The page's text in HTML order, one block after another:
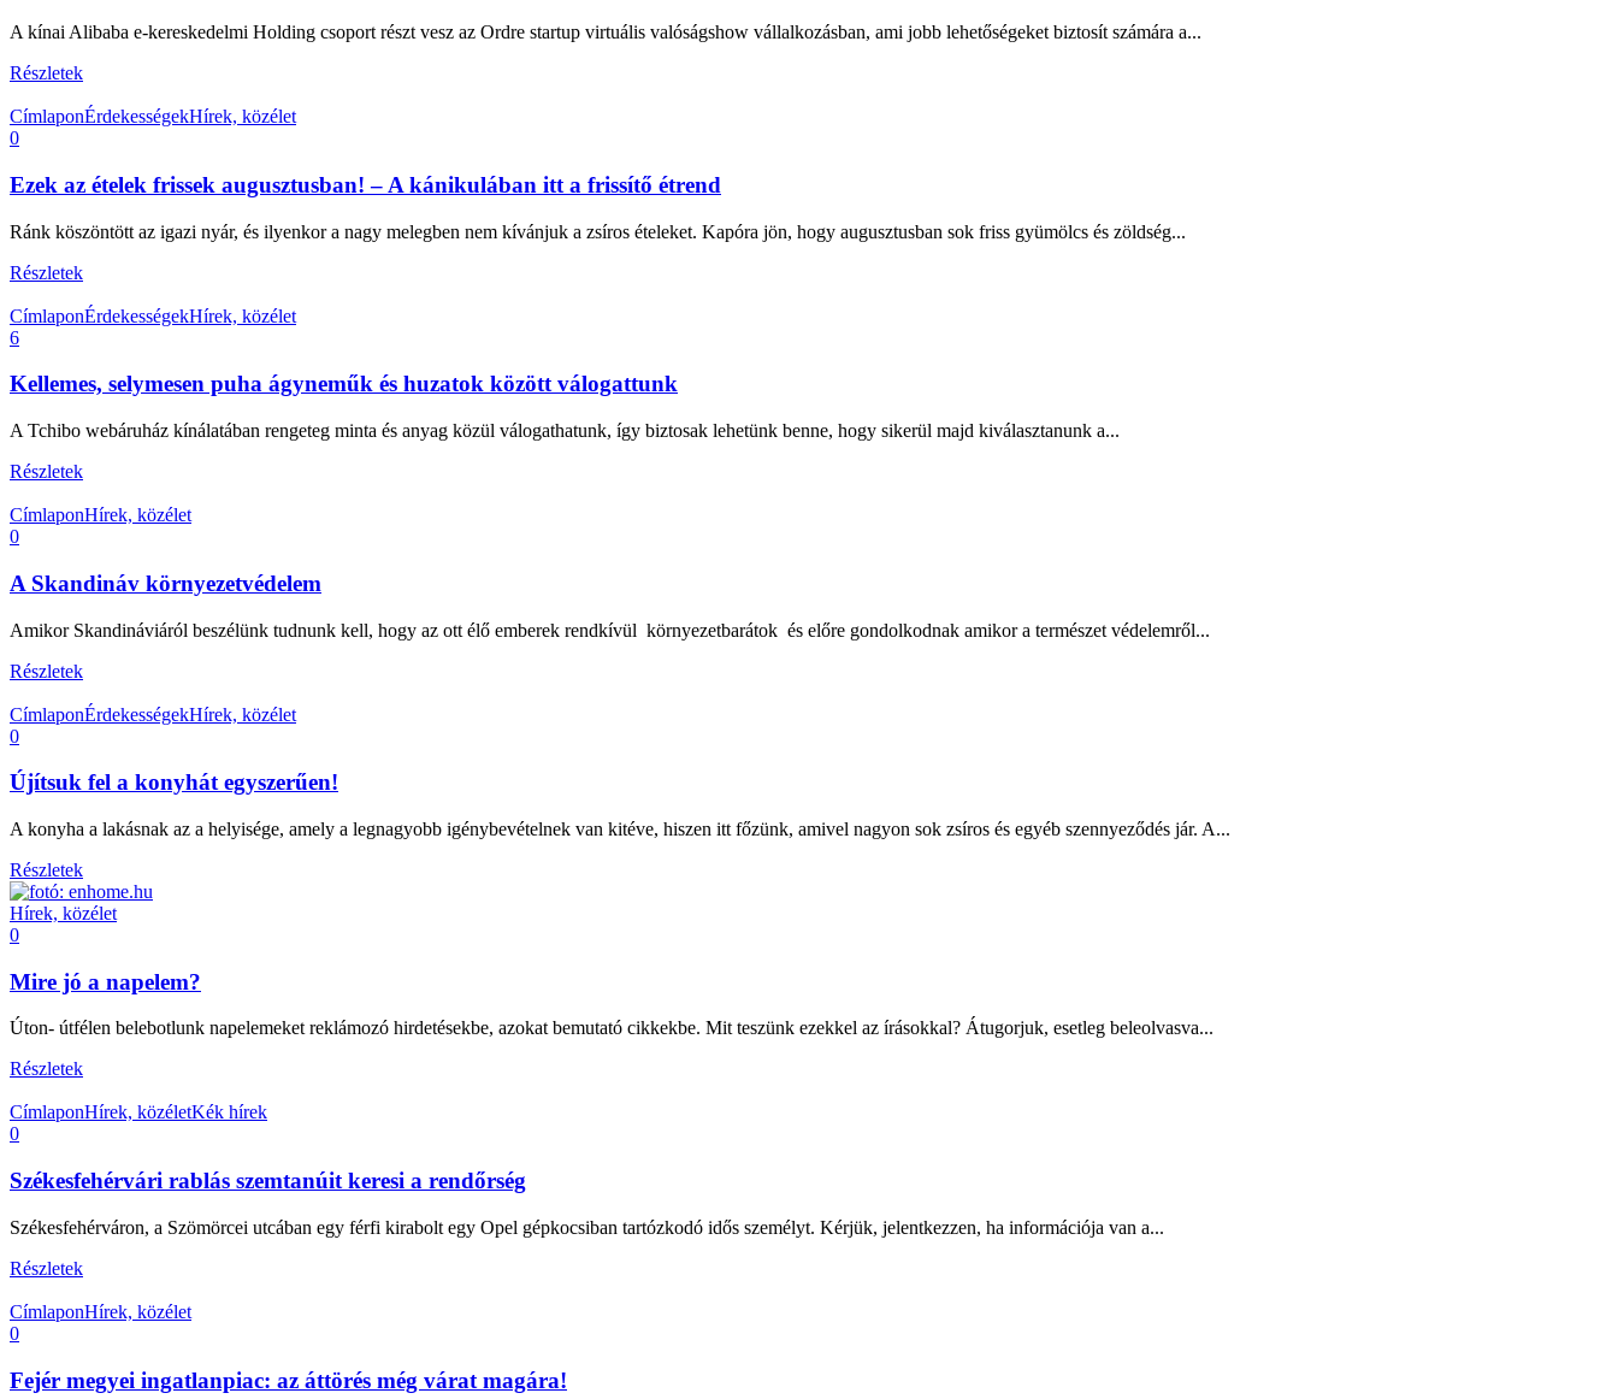
A kínai Alibaba e-kereskedelmi Holding csoport részt vesz az Ordre startup virtuális valóságshow vállalkozásban, ami jobb lehetőségeket biztosít számára a...
Részletek
CímlaponÉrdekességekHírek, közélet
0
Ezek az ételek frissek augusztusban! – A kánikulában itt a frissítő étrend
Ránk köszöntött az igazi nyár, és ilyenkor a nagy melegben nem kívánjuk a zsíros ételeket. Kapóra jön, hogy augusztusban sok friss gyümölcs és zöldség...
Részletek
CímlaponÉrdekességekHírek, közélet
6
Kellemes, selymesen puha ágyneműk és huzatok között válogattunk
A Tchibo webáruház kínálatában rengeteg minta és anyag közül válogathatunk, így biztosak lehetünk benne, hogy sikerül majd kiválasztanunk a...
Részletek
CímlaponHírek, közélet
0
A Skandináv környezetvédelem
Amikor Skandináviáról beszélünk tudnunk kell, hogy az ott élő emberek rendkívül környezetbarátok és előre gondolkodnak amikor a természet védelemről...
Részletek
CímlaponÉrdekességekHírek, közélet
0
Újítsuk fel a konyhát egyszerűen!
A konyha a lakásnak az a helyisége, amely a legnagyobb igénybevételnek van kitéve, hiszen itt főzünk, amivel nagyon sok zsíros és egyéb szennyeződés jár. A...
Részletek
Hírek, közélet
0
Mire jó a napelem?
Úton- útfélen belebotlunk napelemeket reklámozó hirdetésekbe, azokat bemutató cikkekbe. Mit teszünk ezekkel az írásokkal? Átugorjuk, esetleg beleolvasva...
Részletek
CímlaponHírek, közéletKék hírek
0
Székesfehérvári rablás szemtanúit keresi a rendőrség
Székesfehérváron, a Szömörcei utcában egy férfi kirabolt egy Opel gépkocsiban tartózkodó idős személyt. Kérjük, jelentkezzen, ha információja van a...
Részletek
CímlaponHírek, közélet
0
Fejér megyei ingatlanpiac: az áttörés még várat magára!